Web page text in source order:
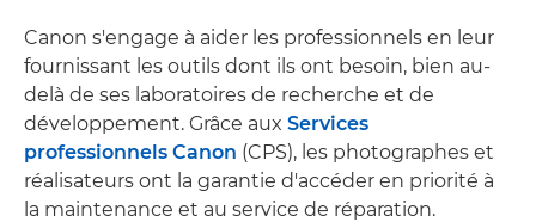
Canon s'engage à aider les professionnels en leur
fournissant les outils dont ils ont besoin, bien au-
delà de ses laboratoires de recherche et de
développement. Grâce aux Services
professionnels Canon (CPS), les photographes et
réalisateurs ont la garantie d'accéder en priorité à
la maintenance et au service de réparation.